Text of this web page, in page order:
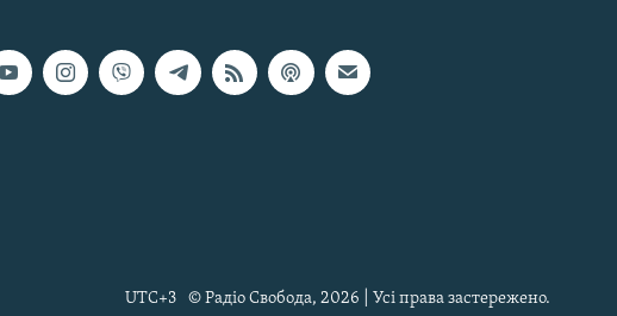
© Радіо Свобода, 2026 | Усі права застережено.
UTC+3